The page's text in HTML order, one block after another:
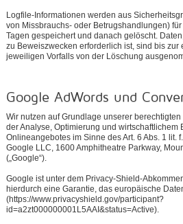
Logfile-Informationen werden aus
von Missbrauchs- oder Betrugshandlungen)
Tagen gespeichert und danach gelöscht.
zu Beweiszwecken erforderlich ist, sind bis
jeweiligen Vorfalls von der Löschung
Google AdWords und
Wir nutzen auf Grundlage unserer
der Analyse, Optimierung und wirtschaftlichem
Onlineangebotes im Sinne des Art. 6 Abs. 1 lit.
Google LLC, 1600 Amphitheatre Parkway,
(„Google“).
Google ist unter dem Privacy-Shield-
hierdurch eine Garantie, das europäische
(https://www.privacyshield.gov/participant?
id=a2zt000000001L5AAI&status=Active).